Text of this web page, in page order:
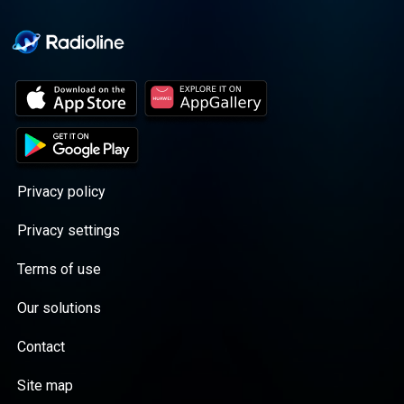
Privacy policy
Privacy settings
Terms of use
Our solutions
Contact
Site map